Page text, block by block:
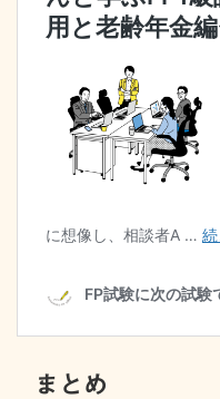
まとめ